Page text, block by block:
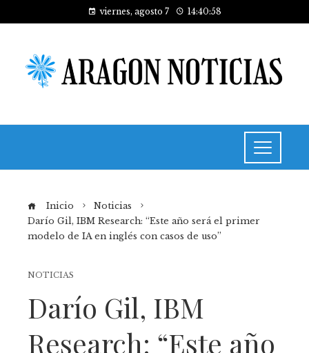
viernes, agosto 7 14:40:58
Inicio
Noticias
Darío Gil, IBM Research: “Este año será el primer
modelo de IA en inglés con casos de uso”
NOTICIAS
Darío Gil, IBM
Research: “Este año